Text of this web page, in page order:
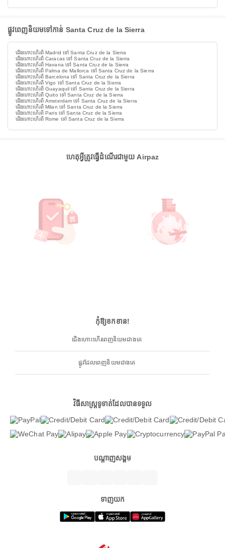
ផ្លូវពេញនិយមទៅកាន់ Santa Cruz de la Sierra
ជើងហោះហើរពី Madrid ទៅ Santa Cruz de la Sierra
ជើងហោះហើរពី Caracas ទៅ Santa Cruz de la Sierra
ជើងហោះហើរពី Havana ទៅ Santa Cruz de la Sierra
ជើងហោះហើរពី Palma de Mallorca ទៅ Santa Cruz de la Sierra
ជើងហោះហើរពី Barcelona ទៅ Santa Cruz de la Sierra
ជើងហោះហើរពី Vigo ទៅ Santa Cruz de la Sierra
ជើងហោះហើរពី Guayaquil ទៅ Santa Cruz de la Sierra
ជើងហោះហើរពី Quito ទៅ Santa Cruz de la Sierra
ជើងហោះហើរពី Amsterdam ទៅ Santa Cruz de la Sierra
ជើងហោះហើរពី Milan ទៅ Santa Cruz de la Sierra
ជើងហោះហើរពី Paris ទៅ Santa Cruz de la Sierra
ជើងហោះហើរពី Rome ទៅ Santa Cruz de la Sierra
ហេតុអ្វីត្រូវធ្វើដំណើរជាមួយ Airpaz
កុំឱ្យខកខាន!
ជើងហោះហើរពេញនិយមជាងគេ
ផ្លូវដែលពេញនិយមជាងគេ
វិធីសាស្ត្រទូទាត់ដែលបានទទួល
បណ្តាញសង្គម
ទាញយក